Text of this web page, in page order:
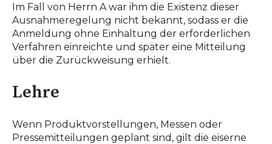
Im Fall von Herrn A war ihm die Existenz dieser
Ausnahmeregelung nicht bekannt, sodass er die
Anmeldung ohne Einhaltung der erforderlichen
Verfahren einreichte und später eine Mitteilung
über die Zurückweisung erhielt.
Lehre
Wenn Produktvorstellungen, Messen oder
Pressemitteilungen geplant sind, gilt die eiserne